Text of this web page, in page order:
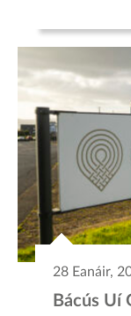
28 Eanáir,
Bácús Uí